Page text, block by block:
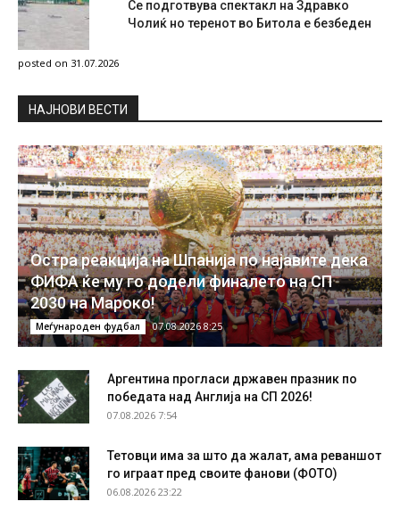
Се подготвува спектакл на Здравко
Чолиќ но теренот во Битола е безбеден
posted on 31.07.2026
НAЈНОВИ ВЕСТИ
Остра реакција на Шпанија по најавите дека
ФИФА ќе му го додели финалето на СП
2030 на Мароко!
Меѓународен фудбал 07.08.2026 8:25
Аргентина прогласи државен празник по
победата над Англија на СП 2026!
07.08.2026 7:54
Тетовци има за што да жалат, ама реваншот
го играат пред своите фанови (ФОТО)
06.08.2026 23:22